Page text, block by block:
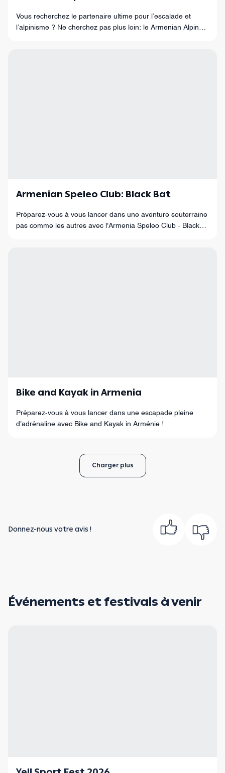
Vous recherchez le partenaire ultime pour l’escalade et
l’alpinisme ? Ne cherchez pas plus loin: le Armenian Alpine
Armenian Speleo Club: Black Bat
Préparez-vous à vous lancer dans une aventure souterraine
pas comme les autres avec l'Armenia Speleo Club - Black
Bike and Kayak in Armenia
Préparez-vous à vous lancer dans une escapade pleine
d'adrénaline avec Bike and Kayak in Arménie !
Charger plus
Donnez-nous votre avis !
Événements et festivals à venir